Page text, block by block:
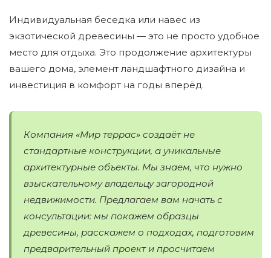
Индивидуальная беседка или навес из
экзотической древесины — это не просто удобное
место для отдыха. Это продолжение архитектуры
вашего дома, элемент ландшафтного дизайна и
инвестиция в комфорт на годы вперёд.
Компания «Мир террас» создаёт не
стандартные конструкции, а уникальные
архитектурные объекты. Мы знаем, что нужно
взыскательному владельцу загородной
недвижимости. Предлагаем вам начать с
консультации: мы покажем образцы
древесины, расскажем о подходах, подготовим
предварительный проект и просчитаем